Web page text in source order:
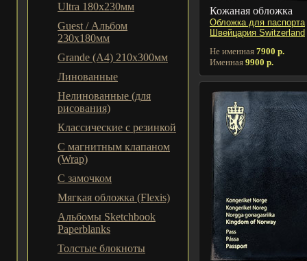
Ultra 180x230мм
Guest / Альбом
230x180мм
Grande (A4) 210x300мм
Линованные
Нелинованные (для
рисования)
Классические с резинкой
С магнитным клапаном
(Wrap)
С замочком
Мягкая обложка (Flexis)
Альбомы Sketchbook
Paperblanks
Толстые блокноты
Кожаная обложка
Обложка для паспорта
Швейцария Switzerland
Не именная 7900 р.
Именная 9900 р.